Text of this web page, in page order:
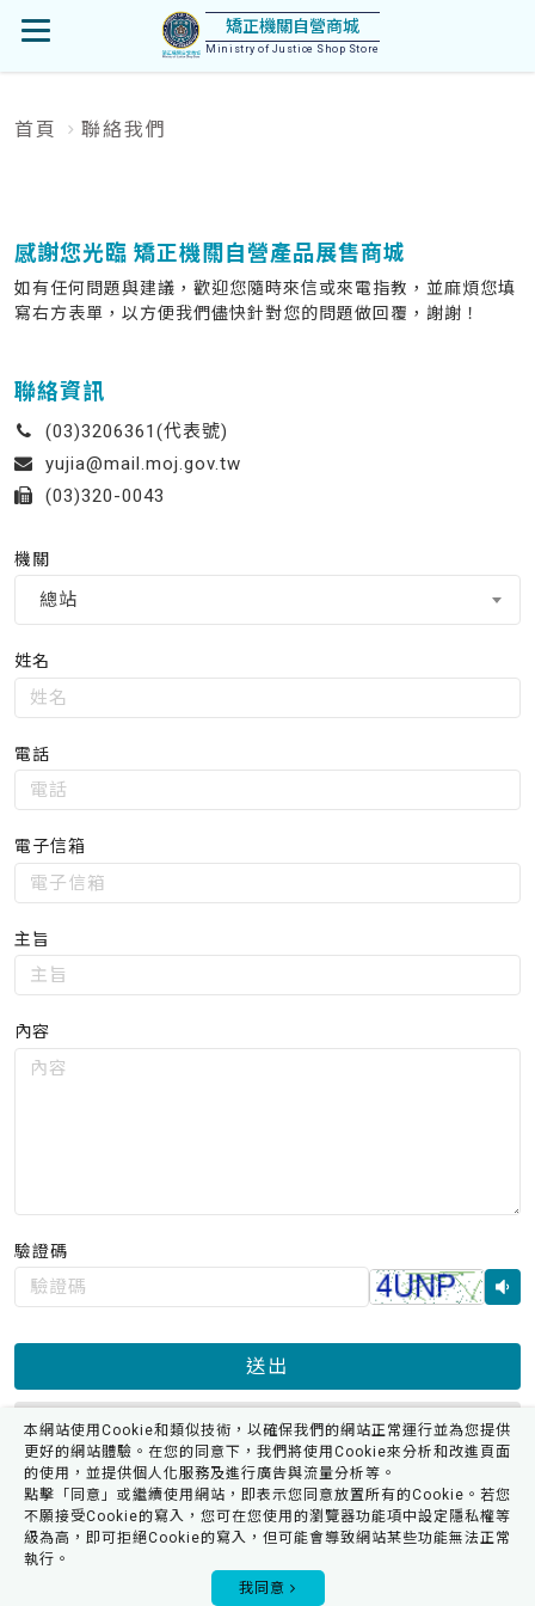
開
啟
矯正機關自營商城
Ministry of Justice Shop Store
首
頁
:::
首頁 聯絡我們
感謝您光臨 矯正機關自營產品展售商城
如有任何問題與建議，歡迎您隨時來信或來電指教，並麻煩您填
寫右方表單，以方便我們儘快針對您的問題做回覆，謝謝！
聯絡資訊
電
話:
(03)3206361(代表號)
信
箱:
yujia@mail.moj.gov.tw
傳
(03)320-0043
聯
們
機關
總站
姓名
電話
電子信箱
輸
入
效
格
example@mail.com
主旨
內容
驗證碼
送出
清除重填
本網站使用Cookie和類似技術，以確保我們的網站正常運行並為您提供
更好的網站體驗。在您的同意下，我們將使用Cookie來分析和改進頁面
的使用，並提供個人化服務及進行廣告與流量分析等。
點擊「同意」或繼續使用網站，即表示您同意放置所有的Cookie。若您
不願接受Cookie的寫入，您可在您使用的瀏覽器功能項中設定隱私權等
級為高，即可拒絕Cookie的寫入，但可能會導致網站某些功能無法正常
執行。
我同意